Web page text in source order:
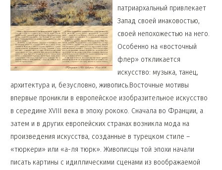
патриархальный привлекает
Запад своей инаковостью,
своей непохожестью на него.
Особенно на «восточный
флер» откликается
искусство: музыка, танец,
архитектура и, безусловно, живопись.Восточные мотивы
впервые проникли в европейское изобразительное искусство
в середине XVIII века в эпоху рококо. Сначала во Франции, а
затем и в других европейских странах возникла мода на
произведения искусства, созданные в турецком стиле –
«тюркери» или «а-ля тюрк». Живописцы той эпохи начали
писать картины с идиллическими сценами из воображаемой